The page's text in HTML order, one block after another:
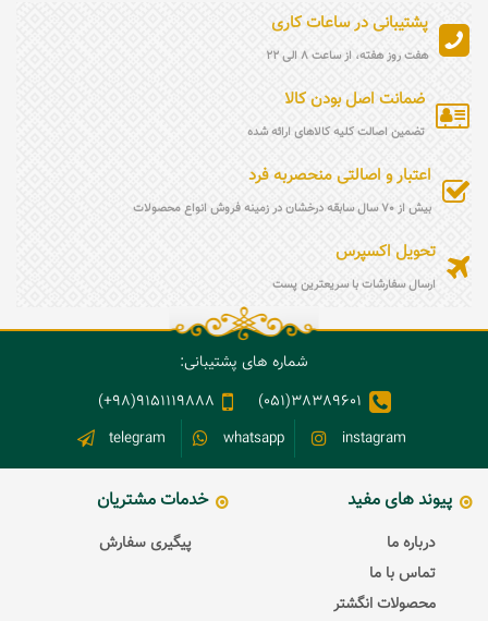
پشتیبانی در ساعات کاری
هفت روز هفته، از ساعت 8 الی 22
ضمانت اصل بودن کالا
تضمین اصالت کلیه کالاهای ارائه شده
اعتبار و اصالتی منحصربه فرد
بیش از 70 سال سابقه درخشان در زمینه فروش انواع محصولات
تحویل اکسپرس
ارسال سفارشات با سریعترین پست
شماره های پشتیبانی:
38389601(051)
9151119888(98+)
instagram
whatsapp
telegram
پیوند های مفید
درباره ما
تماس با ما
محصولات انگشتر
خدمات مشتریان
پیگیری سفارش